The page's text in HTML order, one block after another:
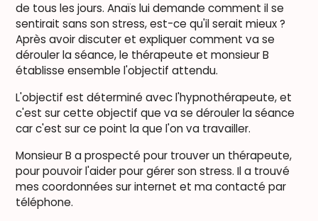
de tous les jours. Anaïs lui demande comment il se
sentirait sans son stress, est-ce qu'il serait mieux ?
Après avoir discuter et expliquer comment va se
dérouler la séance, le thérapeute et monsieur B
établisse ensemble l'objectif attendu.
L'objectif est déterminé avec l'hypnothérapeute, et
c'est sur cette objectif que va se dérouler la séance
car c'est sur ce point la que l'on va travailler.
Monsieur B a prospecté pour trouver un thérapeute,
pour pouvoir l'aider pour gérer son stress. Il a trouvé
mes coordonnées sur internet et ma contacté par
téléphone.